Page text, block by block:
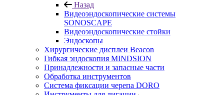
Назад
Видеоэндоскопические системы
SONOSCAPE
Видеоэндоскопические стойки
Эндоскопы
Хирургические дисплеи Beacon
Гибкая эндоскопия MINDSION
Принадлежности и запасные части
Обработка инструментов
Система фиксации черепа DORO